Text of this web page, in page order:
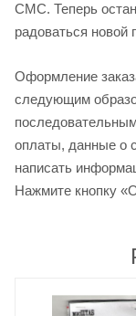
СМС. Теперь
радоваться новой
Оформление
следующим
оплаты, данные о
написать
Нажмите кнопку